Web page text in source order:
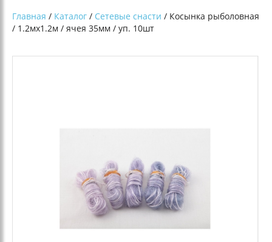
Главная / Каталог / Сетевые снасти / Косынка рыболовная
/ 1.2мх1.2м / ячея 35мм / уп. 10шт